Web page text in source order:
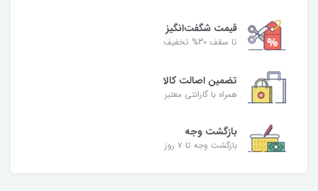
قیمت شگفت‌انگیز
تا سقف 30% تخفیف
تضمین اصالت کالا
همراه با گارانتی معتبر
بازگشت وجه
بازگشت وجه تا ۷ روز